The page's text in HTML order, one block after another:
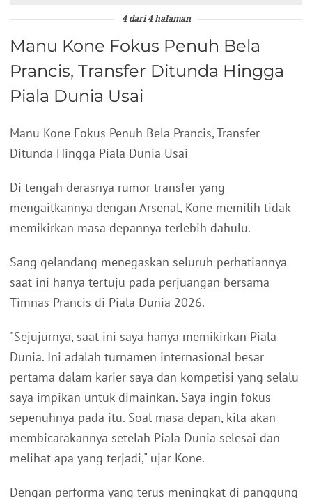
4 dari 4 halaman
Manu Kone Fokus Penuh Bela
Prancis, Transfer Ditunda Hingga
Piala Dunia Usai
Manu Kone Fokus Penuh Bela Prancis, Transfer
Ditunda Hingga Piala Dunia Usai
Di tengah derasnya rumor transfer yang
mengaitkannya dengan Arsenal, Kone memilih tidak
memikirkan masa depannya terlebih dahulu.
Sang gelandang menegaskan seluruh perhatiannya
saat ini hanya tertuju pada perjuangan bersama
Timnas Prancis di Piala Dunia 2026.
"Sejujurnya, saat ini saya hanya memikirkan Piala
Dunia. Ini adalah turnamen internasional besar
pertama dalam karier saya dan kompetisi yang selalu
saya impikan untuk dimainkan. Saya ingin fokus
sepenuhnya pada itu. Soal masa depan, kita akan
membicarakannya setelah Piala Dunia selesai dan
melihat apa yang terjadi," ujar Kone.
Dengan performa yang terus meningkat di panggung